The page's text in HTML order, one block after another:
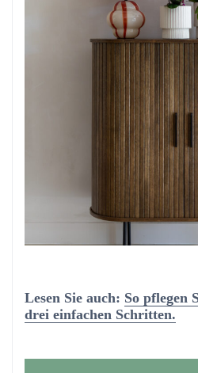
Lesen Sie auch: So pflegen
drei einfachen Schritten.